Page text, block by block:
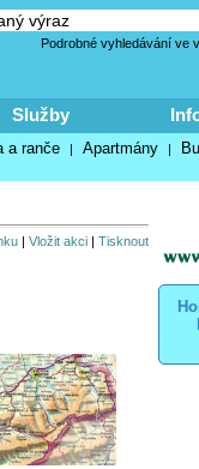
Podrobné vyhledávání ve
Služby
a ranče | Apartmány |
| Vložit akci| Tisknout